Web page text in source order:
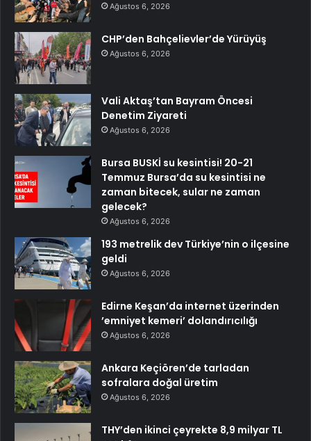
Ağustos 6, 2026
CHP’den Bahçelievler’de Yürüyüş
Ağustos 6, 2026
Vali Aktaş’tan Bayram Öncesi
Denetim Ziyareti
Ağustos 6, 2026
Bursa BUSKİ su kesintisi! 20-21
Temmuz Bursa’da su kesintisi ne
zaman bitecek, sular ne zaman
gelecek?
Ağustos 6, 2026
193 metrelik dev Türkiye’nin o ilçesine
geldi
Ağustos 6, 2026
Edirne Keşan’da internet üzerinden
’emniyet kemeri’ dolandırıcılığı
Ağustos 6, 2026
Ankara Keçiören’de tarladan
sofralara doğal üretim
Ağustos 6, 2026
THY’den ikinci çeyrekte 8,9 milyar TL